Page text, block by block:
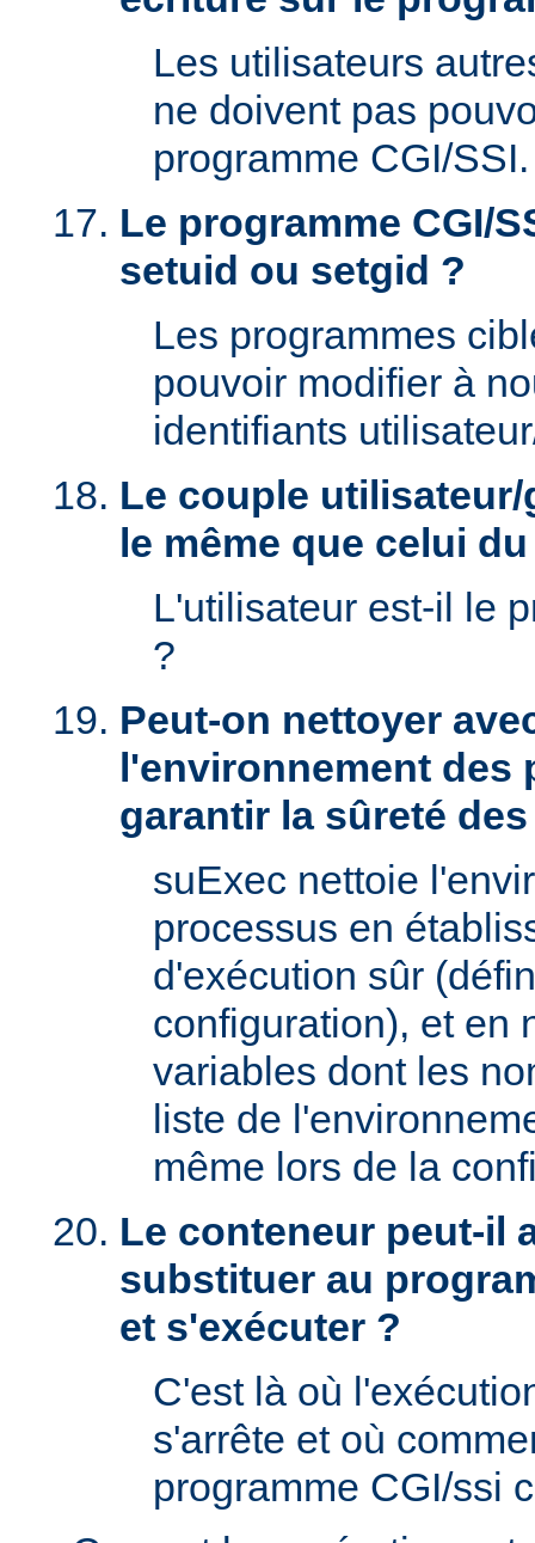
Les utilisateurs
ne doivent pas
programme CGI/SSI.
Le programme CGI/
setuid ou setgid ?
Les programmes
pouvoir modifier à
identifiants
Le couple
le même que celui
L'utilisateur est-il le
?
Peut-on nettoyer
l'environnement des
garantir la sûreté
suExec nettoie
processus en
d'exécution sûr
configuration), et en
variables dont les
liste de
même lors de la
Le conteneur peut-il
substituer au
et s'exécuter ?
C'est là où
s'arrête et où
programme CGI/ssi